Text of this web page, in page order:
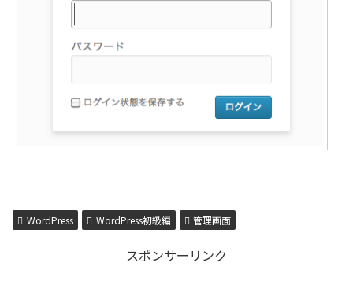
WordPress WordPress初級編 管理画面
スポンサーリンク